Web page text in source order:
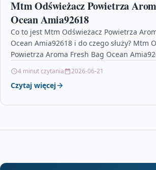
Mtm Odświeżacz Powietrza
Ocean Amia92618
Co to jest Mtm Odświeżacz Powietrza
Ocean Amia92618 i do czego służy? Mtm
Powietrza Aroma Fresh Bag Ocean
4 minut czytania 2026-06-21
Czytaj więcej